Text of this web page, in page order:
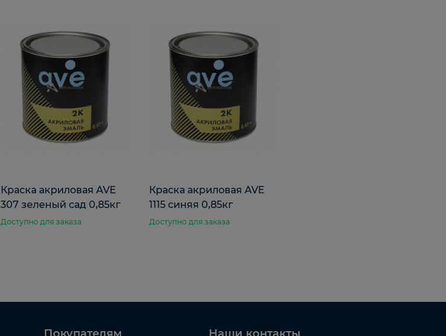
Краска акриловая AVE
307 зеленый сад 0,85кг
Доступно для заказа
Краска акриловая AVE
1115 синяя 0,85кг
Доступно для заказа